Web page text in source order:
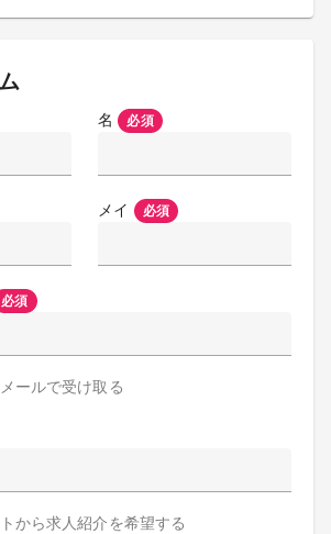
名 必須
メイ 必須
必須
ールで受け取る
から求人紹介を希望する